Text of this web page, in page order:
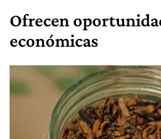
Ofrecen
económicas